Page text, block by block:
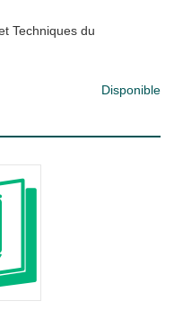
Techniques du
Disponible